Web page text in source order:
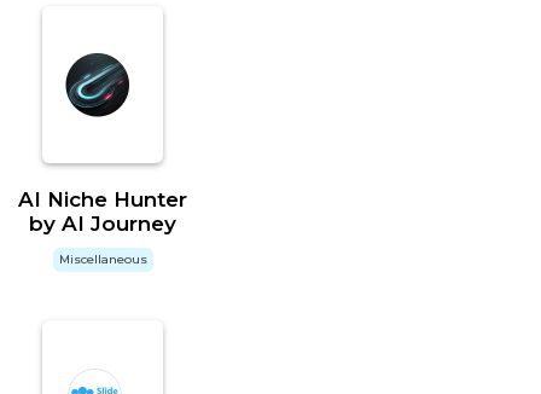
AI Niche Hunter
by AI Journey
Miscellaneous